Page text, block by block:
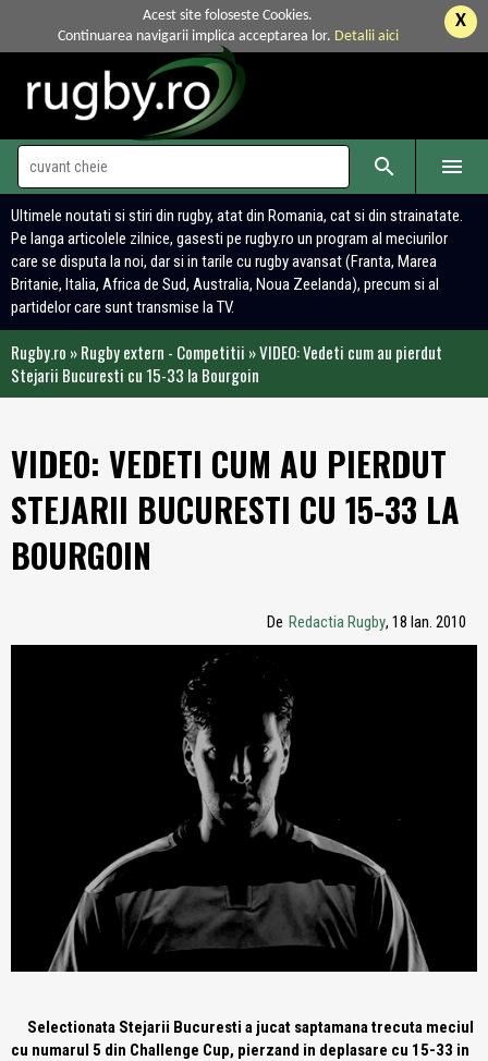
X
Acest site foloseste Cookies.
Continuarea navigarii implica acceptarea lor. Detalii aici
 
Ultimele noutati si stiri din rugby, atat din Romania, cat si din strainatate.
Pe langa articolele zilnice, gasesti pe rugby.ro un program al meciurilor
care se disputa la noi, dar si in tarile cu rugby avansat (Franta, Marea
Britanie, Italia, Africa de Sud, Australia, Noua Zeelanda), precum si al
partidelor care sunt transmise la TV.
Rugby.ro »Rugby extern - Competitii »VIDEO: Vedeti cum au pierdut
Stejarii Bucuresti cu 15-33 la Bourgoin
VIDEO: VEDETI CUM AU PIERDUT
STEJARII BUCURESTI CU 15-33 LA
BOURGOIN
De Redactia Rugby, 18 Ian. 2010
Selectionata Stejarii Bucuresti a jucat saptamana trecuta meciul
cu numarul 5 din Challenge Cup, pierzand in deplasare cu 15-33 in